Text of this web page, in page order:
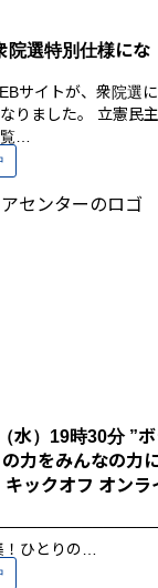
院選特別仕様にな
サイトが、衆院選に
りました。 立憲民主
…
水）19時30分 ”
力をみんなの力
キックオフ オンラ
！ひとりの…